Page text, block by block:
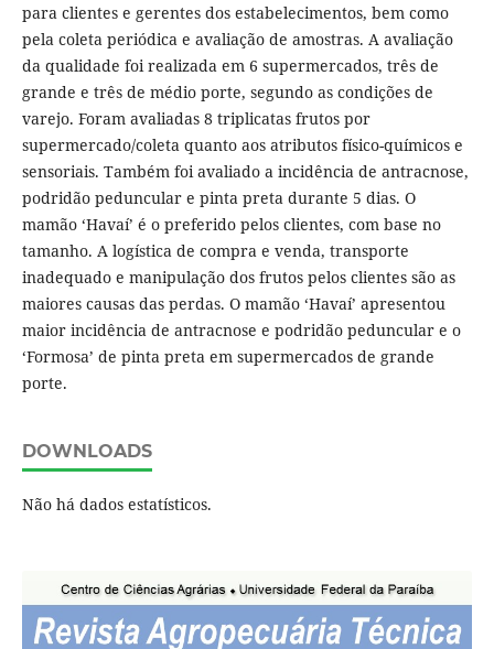
para clientes e gerentes dos estabelecimentos, bem como
pela coleta periódica e avaliação de amostras. A avaliação
da qualidade foi realizada em 6 supermercados, três de
grande e três de médio porte, segundo as condições de
varejo. Foram avaliadas 8 triplicatas frutos por
supermercado/coleta quanto aos atributos físico-químicos e
sensoriais. Também foi avaliado a incidência de antracnose,
podridão peduncular e pinta preta durante 5 dias. O
mamão ‘Havaí’ é o preferido pelos clientes, com base no
tamanho. A logística de compra e venda, transporte
inadequado e manipulação dos frutos pelos clientes são as
maiores causas das perdas. O mamão ‘Havaí’ apresentou
maior incidência de antracnose e podridão peduncular e o
‘Formosa’ de pinta preta em supermercados de grande
porte.
DOWNLOADS
Não há dados estatísticos.